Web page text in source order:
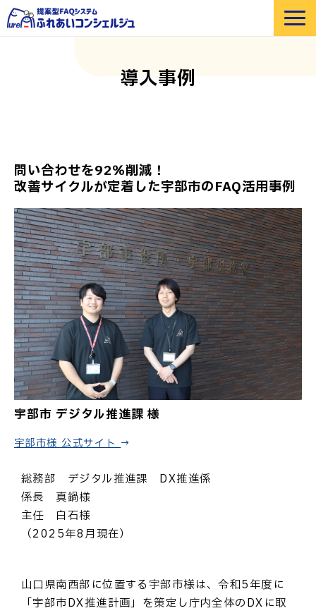
機能紹介
セミナー
お役立ち資料
導入事例
問い合わせを92％削減！
改善サイクルが定着した宇部市のFAQ活用事例
宇部市 デジタル推進課 様
宇部市様 公式サイト →
総務部 デジタル推進課 DX推進係
係長 真鍋様
主任 白石様
（2025年8月現在）
山口県南西部に位置する宇部市様は、令和5年度に
「宇部市DX推進計画」を策定し庁内全体のDXに取